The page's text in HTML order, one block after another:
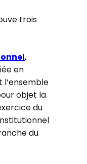
trois
,
en
l’ensemble
objet la
du
du